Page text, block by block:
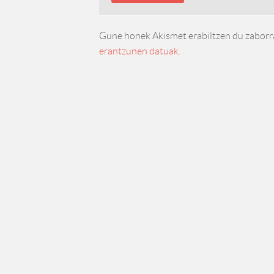
Gune honek Akismet erabiltzen du
erantzunen datuak.